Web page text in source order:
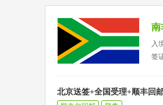
南
入
签
北京送签+全国受理+顺丰回